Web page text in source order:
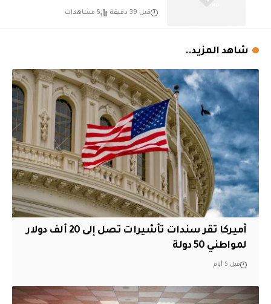
قبل 39 دقيقة 5 مشاهدات
شاهد المزيد..
أميركا تقر سندات تأشيرات تصل إلى 20 ألف دولار
لمواطني 50 دولة
قبل 5 أيام